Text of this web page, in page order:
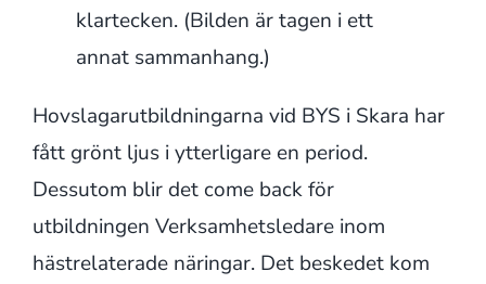
klartecken. (Bilden är tagen i ett
annat sammanhang.)
Hovslagarutbildningarna vid BYS i Skara har
fått grönt ljus i ytterligare en period.
Dessutom blir det come back för
utbildningen Verksamhetsledare inom
hästrelaterade näringar. Det beskedet kom